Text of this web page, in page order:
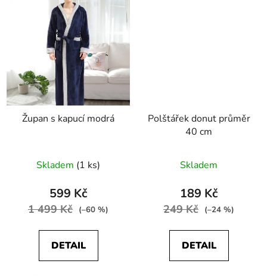
Župan s kapucí modrá
Skladem (1 ks)
599 Kč
1 499 Kč (–60 %)
DETAIL
Polštářek donut průměr
40 cm
Skladem
189 Kč
249 Kč (–24 %)
DETAIL